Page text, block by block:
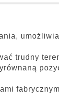
trudny